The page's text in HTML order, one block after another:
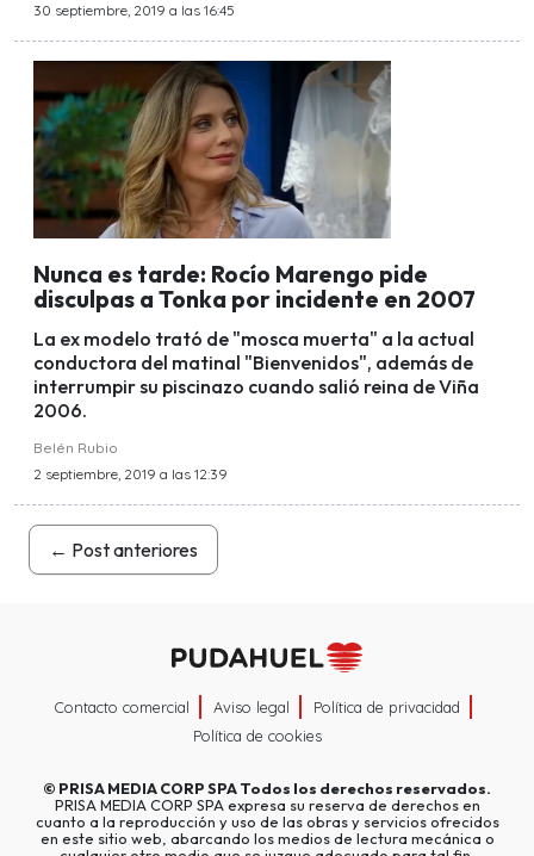
30 septiembre, 2019 a las 16:45
Nunca es tarde: Rocío Marengo pide
disculpas a Tonka por incidente en 2007
La ex modelo trató de "mosca muerta" a la actual
conductora del matinal "Bienvenidos", además de
interrumpir su piscinazo cuando salió reina de Viña
2006.
Belén Rubio
2 septiembre, 2019 a las 12:39
← Post anteriores
Contacto comercial Aviso legal
Política de privacidad
Política de cookies
© PRISA MEDIA CORP SPATodos los derechos reservados.
PRISA MEDIA CORP SPA expresa su reserva de derechos en
cuanto a la reproducción y uso de las obras y servicios ofrecidos
en este sitio web, abarcando los medios de lectura mecánica o